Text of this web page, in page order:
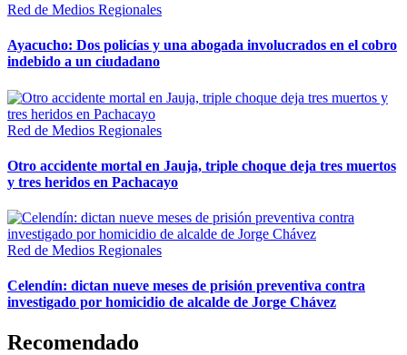
Red de Medios Regionales
Ayacucho: Dos policías y una abogada involucrados en el cobro
indebido a un ciudadano
Red de Medios Regionales
Otro accidente mortal en Jauja, triple choque deja tres muertos
y tres heridos en Pachacayo
Red de Medios Regionales
Celendín: dictan nueve meses de prisión preventiva contra
investigado por homicidio de alcalde de Jorge Chávez
Recomendado